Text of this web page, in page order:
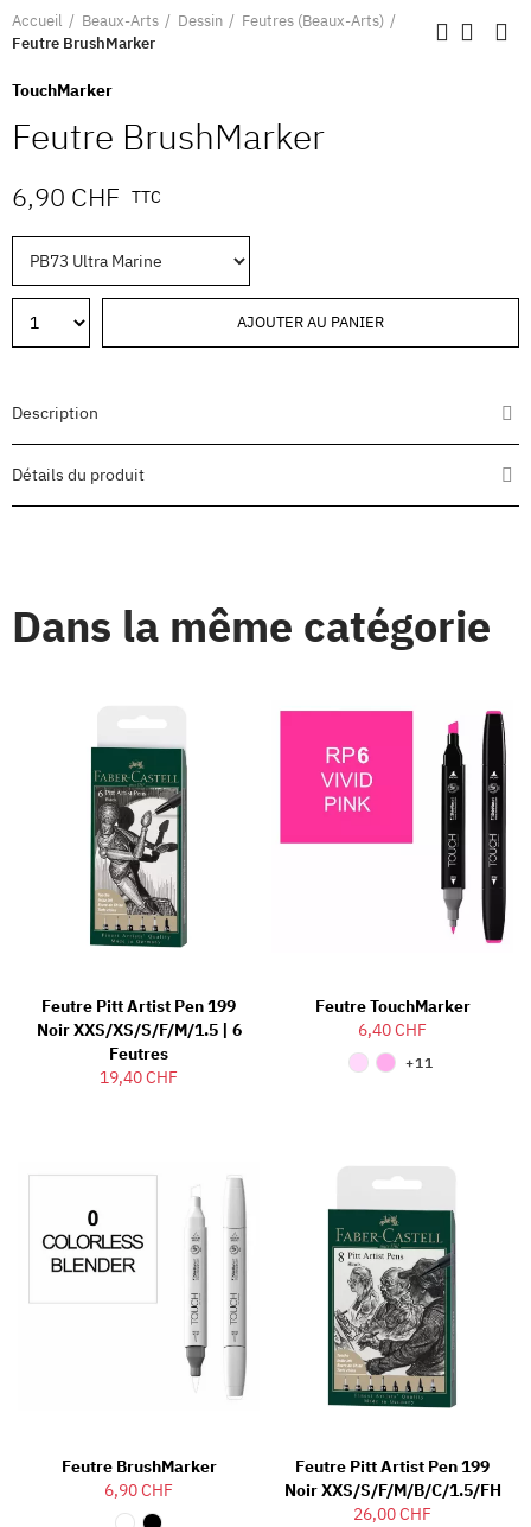
Accueil Beaux-Arts Dessin
Feutres (Beaux-Arts)
Feutre BrushMarker
TouchMarker
Feutre BrushMarker
6,90 CHF TTC
AJOUTER AU PANIER
Description
Détails du produit
Dans la même catégorie
Feutre Pitt Artist Pen 199
Noir XXS/XS/S/F/M/1.5 | 6
Feutres
19,40 CHF
Feutre TouchMarker
6,40 CHF
+11
Feutre BrushMarker
6,90 CHF
Feutre Pitt Artist Pen 199
Noir XXS/S/F/M/B/C/1.5/FH
26,00 CHF